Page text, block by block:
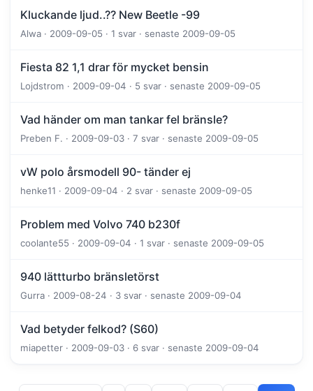
Kluckande ljud..?? New Beetle -99
Alwa · 2009-09-05 · 1 svar · senaste 2009-09-05
Fiesta 82 1,1 drar för mycket bensin
Lojdstrom · 2009-09-04 · 5 svar · senaste 2009-09-05
Vad händer om man tankar fel bränsle?
Preben F. · 2009-09-03 · 7 svar · senaste 2009-09-05
vW polo årsmodell 90- tänder ej
henke11 · 2009-09-04 · 2 svar · senaste 2009-09-05
Problem med Volvo 740 b230f
coolante55 · 2009-09-04 · 1 svar · senaste 2009-09-05
940 lättturbo bränsletörst
Gurra · 2009-08-24 · 3 svar · senaste 2009-09-04
Vad betyder felkod? (S60)
miapetter · 2009-09-03 · 6 svar · senaste 2009-09-04